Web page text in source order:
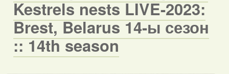
Kestrels nests LIVE-2023:
Brest, Belarus 14-ы сезон
:: 14th season